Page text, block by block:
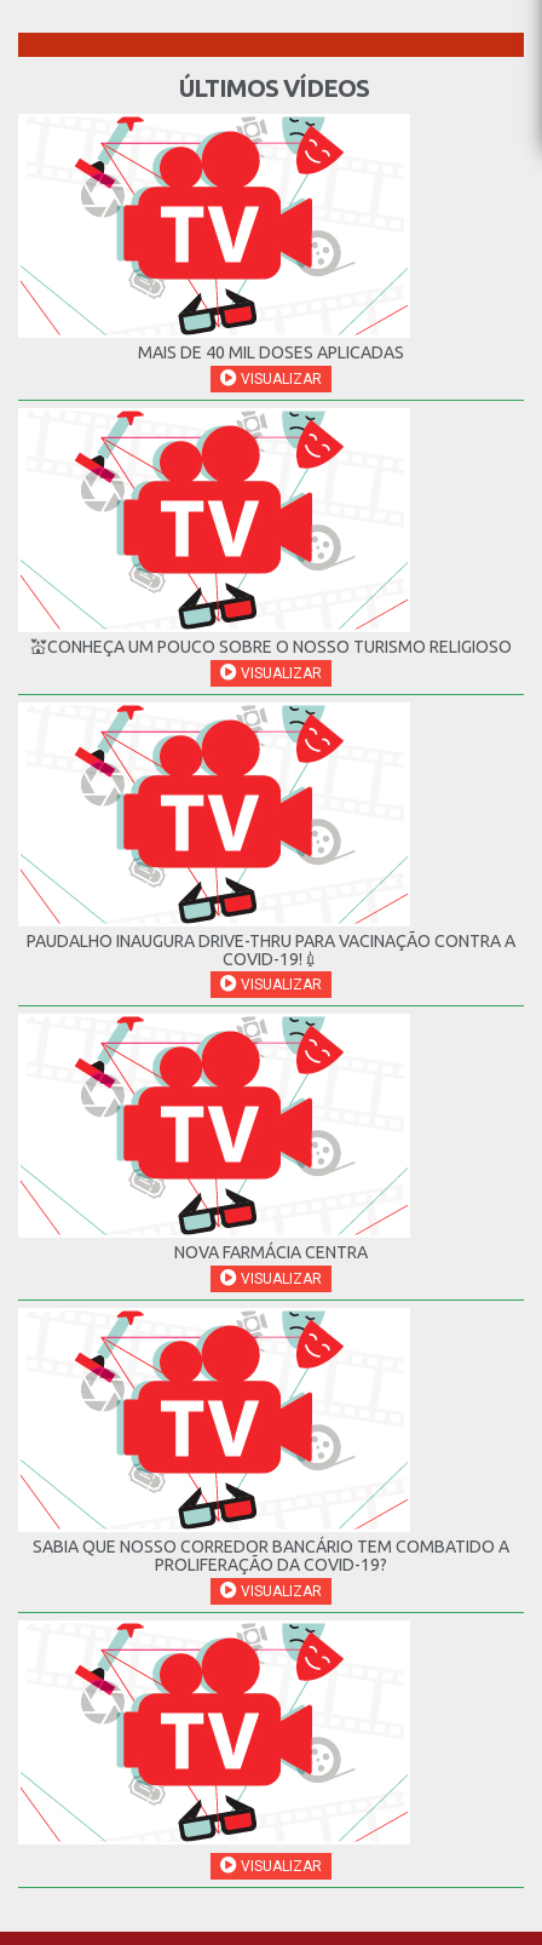
ÚLTIMOS VÍDEOS
MAIS DE 40 MIL DOSES APLICADAS
VISUALIZAR
💒CONHEÇA UM POUCO SOBRE O NOSSO TURISMO RELIGIOSO
VISUALIZAR
PAUDALHO INAUGURA DRIVE-THRU PARA VACINAÇÃO CONTRA A
COVID-19!💉
VISUALIZAR
NOVA FARMÁCIA CENTRA
VISUALIZAR
SABIA QUE NOSSO CORREDOR BANCÁRIO TEM COMBATIDO A
PROLIFERAÇÃO DA COVID-19?
VISUALIZAR
VISUALIZAR